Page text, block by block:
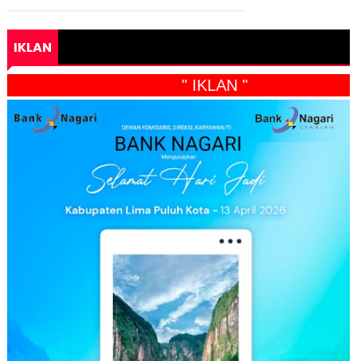
IKLAN
" IKLAN "